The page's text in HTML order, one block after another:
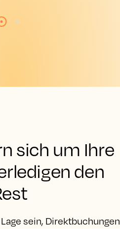
sich um Ihre
den
sein, Direktbuchungen